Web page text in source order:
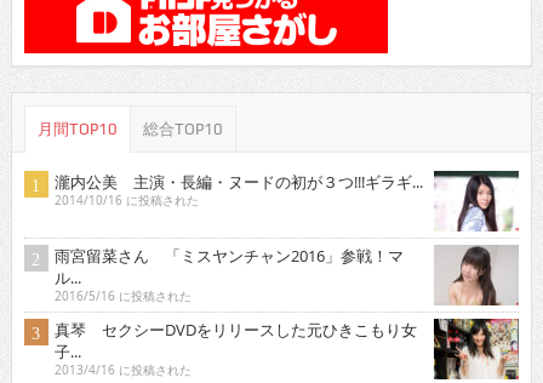
月間TOP10 総合TOP10
瀧内公美 主演・長編・ヌードの初が３つ!!!ギラギ...
2014/10/16 に投稿された
雨宮留菜さん 「ミスヤンチャン2016」参戦！マ
ル...
2016/5/16 に投稿された
真琴 セクシーDVDをリリースした元ひきこもり女
子...
2013/4/16 に投稿された